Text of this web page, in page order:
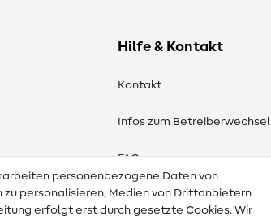
Hilfe & Kontakt
Kontakt
Infos zum Betreiberwechsel
FAQ
Widerrufsrecht
personenbezogene Daten von
zu personalisieren, Medien von Drittanbietern
erfolgt erst durch gesetzte Cookies. Wir